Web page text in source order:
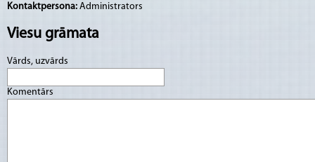
Kontaktpersona: Administrators
Viesu grāmata
Vārds, uzvārds
Komentārs